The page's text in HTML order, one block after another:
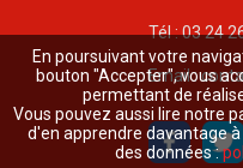
Tél : 03 24
Email :
En poursuivant votre
bouton "Accepter", vous
permettant de
Vous pouvez aussi lire notre
d'en apprendre davantage
des données :